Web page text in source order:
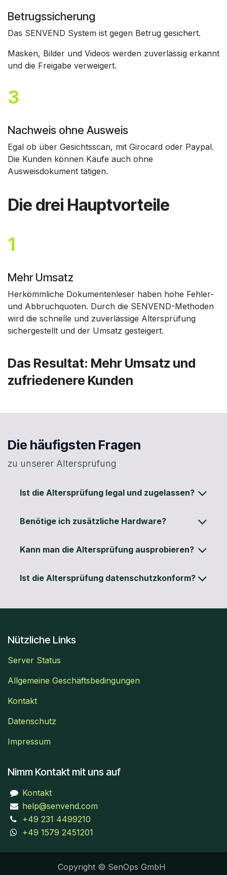
Betrugssicherung
Das SENVEND System ist gegen Betrug gesichert.
Masken, Bilder und Videos werden zuverlässig erkannt
und die Freigabe verweigert.
3
Nachweis ohne Ausweis
Egal ob über Gesichtsscan, mit Girocard oder Paypal.
Die Kunden können Käufe auch ohne
Ausweisdokument tätigen.
Die drei Hauptvorteile
1
Mehr Umsatz
Herkömmliche Dokumentenleser haben hohe Fehler-
und Abbruchquoten. Durch die SENVEND-Methoden
wird die schnelle und zuverlässige Altersprüfung
sichergestellt und der Umsatz gesteigert.
Das Resultat: Mehr Umsatz und
zufriedenere Kunden
Die häufigsten Fragen
zu unserer Altersprüfung
Ist die Altersprüfung legal und zugelassen?
Benötige ich zusätzliche Hardware?
Kann man die Altersprüfung ausprobieren?
Ist die Altersprüfung datenschutzkonform?
Nützliche Links
Server Status
Allgemeine Geschäftsbedingungen
Kontakt
Datenschutz
Impressum
Nimm Kontakt mit uns auf
Kontakt
help@senvend.com
+49 231 4499210
+49 1579 2451201
Copyright © SenOps GmbH